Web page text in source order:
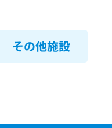
その他施設